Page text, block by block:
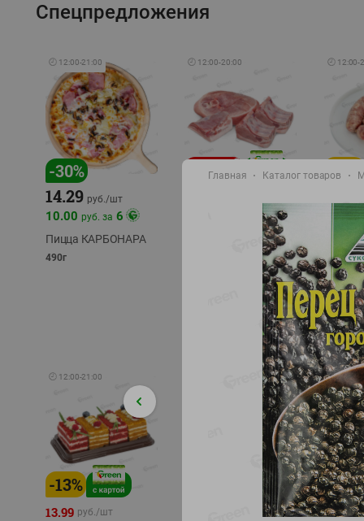
Спецпредложения
🕘 12:00-21:00
-30%
14.29 руб./шт
10.00 руб. за 6
Пицца КАРБОНАРА
490г
🕘 12:00-20:00
полуфабрикат,
охлажденный 1 кг
🕘 12:00-
-17%
11.99
охлажд
🕘 12:00-21:00
-13%
13.99 руб./шт
-24%
4.99
Главная Каталог товаров